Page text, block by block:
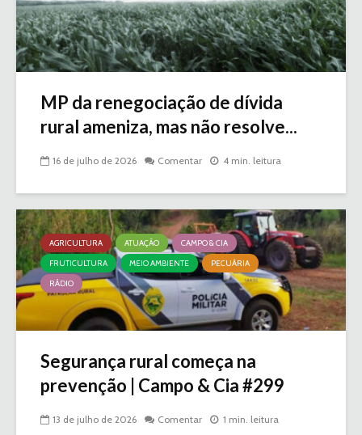
MP da renegociação de dívida
rural ameniza, mas não resolve...
16 de julho de 2026 Comentar 4 min. leitura
AGRICULTURA ATUAÇÃO
CAMPO & CIA
FRUTICULTURA
MEIO AMBIENTE
PECUÁRIA
RÁDIO
Segurança rural começa na
prevenção | Campo & Cia #299
13 de julho de 2026 Comentar 1 min. leitura